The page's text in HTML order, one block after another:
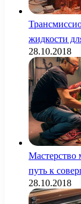
жидкости
28.10.2018
путь к
28.10.2018